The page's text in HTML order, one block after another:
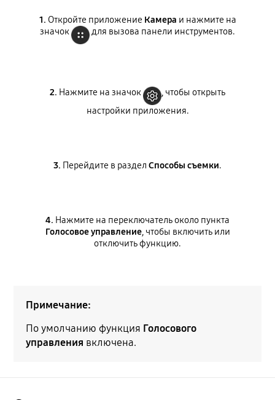
1. Откройте приложение Камера и нажмите на
значок
для вызова панели инструментов.
2. Нажмите на значок
, чтобы открыть
настройки приложения.
3. Перейдите в раздел Способы съемки.
4. Нажмите на переключатель около пункта
Голосовое управление, чтобы включить или
отключить функцию.
Примечание:
По умолчанию функция Голосового
управления включена.